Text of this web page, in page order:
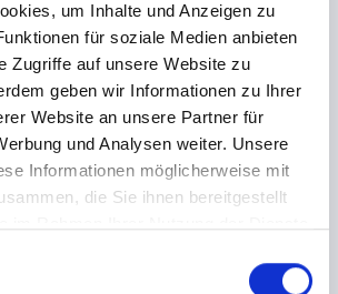
um Inhalte und Anzeigen zu
für soziale Medien anbieten
Zugriffe auf unsere Website zu
geben wir Informationen zu Ihrer
Website an unsere Partner für
und Analysen weiter. Unsere
Informationen möglicherweise mit
die Sie ihnen bereitgestellt
dieser Daten mit anderen
nicht vorgenommen.
Daten erfolgt auf Grundlage von Art. 6
Der Websitebetreiber hat ein
an der technisch fehlerfreien
Optimierung seiner Website – hierzu
Log-Files erfasst werden.
Kontaktformular Anfragen zukommen